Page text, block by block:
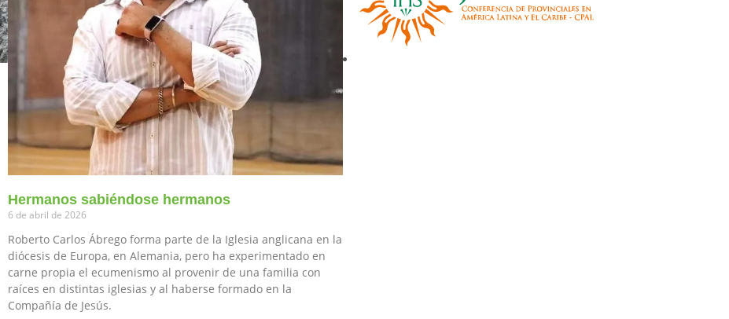
Hermanos sabiéndose hermanos
6 de abril de 2026
Roberto Carlos Ábrego forma parte de la Iglesia anglicana en la
diócesis de Europa, en Alemania, pero ha experimentado en
carne propia el ecumenismo al provenir de una familia con
raíces en distintas iglesias y al haberse formado en la
Compañía de Jesús.